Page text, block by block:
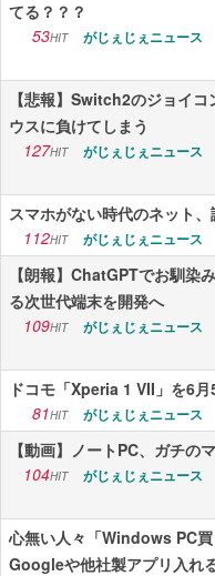
てる？？？
53HIT がじぇじぇニュース
【悲報】Switch2のジョイ
ウスに負けてしまう
127HIT がじぇじぇニュース
スマホがない時代のネット、
112HIT がじぇじぇニュース
【朗報】ChatGPTでお馴染
る次世代端末を開発へ
109HIT がじぇじぇニュース
ドコモ「Xperia 1 VII」を6
81HIT がじぇじぇニュース
【動画】ノートPC、ガチの
104HIT がじぇじぇニュース
心無い人々「Windows PC
Googleや他社製アプリ入れ